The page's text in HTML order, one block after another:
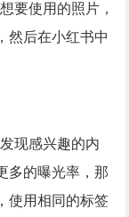
要使用的照片，
然后在小红书中
现感兴趣的内
多的曝光率，那
使用相同的标签